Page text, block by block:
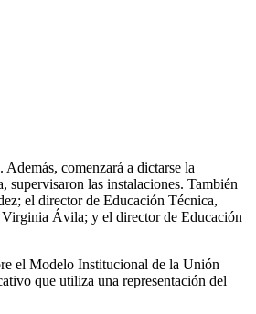
comenzará a dictarse la
las instalaciones. También
el director de Educación Técnica,
Virginia Ávila; y el director de Educación
el Modelo Institucional de la Unión
que utiliza una representación del